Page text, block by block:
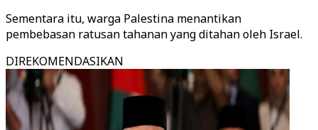
Sementara itu, warga Palestina menantikan
pembebasan ratusan tahanan yang ditahan oleh Israel.
DIREKOMENDASIKAN